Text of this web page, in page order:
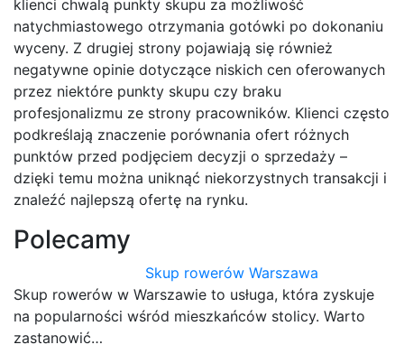
klienci chwalą punkty skupu za możliwość
natychmiastowego otrzymania gotówki po dokonaniu
wyceny. Z drugiej strony pojawiają się również
negatywne opinie dotyczące niskich cen oferowanych
przez niektóre punkty skupu czy braku
profesjonalizmu ze strony pracowników. Klienci często
podkreślają znaczenie porównania ofert różnych
punktów przed podjęciem decyzji o sprzedaży –
dzięki temu można uniknąć niekorzystnych transakcji i
znaleźć najlepszą ofertę na rynku.
Polecamy
Skup rowerów Warszawa
Skup rowerów w Warszawie to usługa, która zyskuje
na popularności wśród mieszkańców stolicy. Warto
zastanowić…